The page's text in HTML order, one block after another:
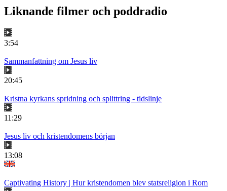
Liknande filmer och poddradio
3:54
Sammanfattning om Jesus liv
20:45
Kristna kyrkans spridning och splittring - tidslinje
11:29
Jesus liv och kristendomens början
13:08
Captivating History | Hur kristendomen blev statsreligion i Rom